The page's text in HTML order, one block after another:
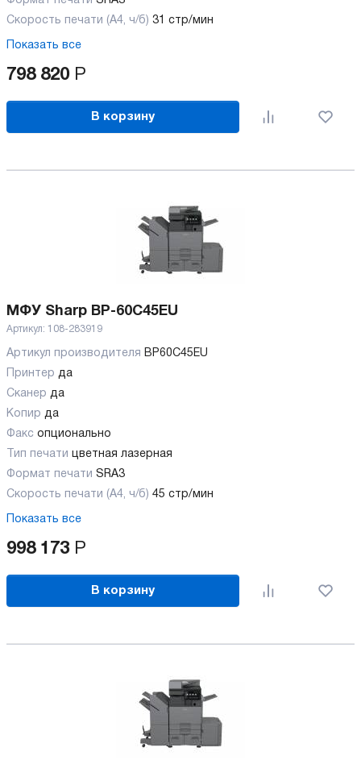
Скорость печати (А4, ч/б) 31 стр/мин
Показать все
798 820 Р
В корзину
МФУ Sharp BP-60C45EU
Артикул: 108-283919
Артикул производителя
BP60C45EU
Принтер да
Сканер да
Копир да
Факс опционально
Тип печати
цветная лазерная
Формат печати SRA3
Скорость печати (А4, ч/б) 45 стр/мин
Показать все
998 173 Р
В корзину